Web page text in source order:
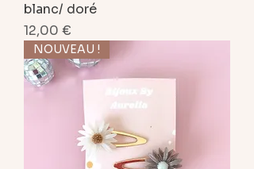
blanc/ doré
Prix
12,00 €
NOUVEAU !